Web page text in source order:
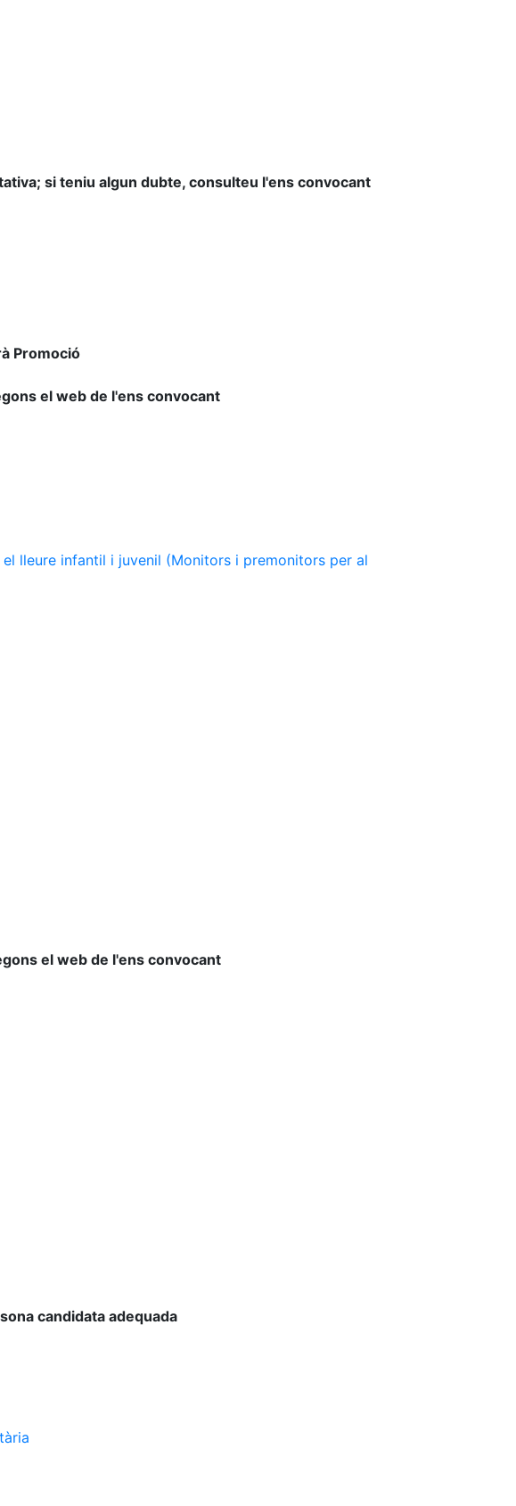
si teniu algun dubte, consulteu l'ens convocant
Promoció
el web de l'ens convocant
lleure infantil i juvenil (Monitors i premonitors per al
el web de l'ens convocant
candidata adequada